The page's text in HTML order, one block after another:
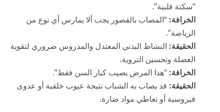
“سكتة قلبية”.
الخرافة: “المصاب بالقصور يجب ألا يمارس أي نوع من
الرياضة”.
الحقيقة: النشاط البدني المعتدل والمدروس ضروري لتقوية
العضلة وتحسين التروية.
الخرافة: “هذا المرض يصيب كبار السن فقط”.
الحقيقة: قد يصاب به الشباب نتيجة عيوب خلقية أو عدوى
فيروسية أو تعاطي مواد ضارة.